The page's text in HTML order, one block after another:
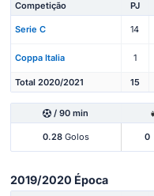
Competição PJ
Serie C 14
Coppa Italia 1
Total 2020/2021 15
/ 90 min
0.28Golos 0
2019/2020 Época